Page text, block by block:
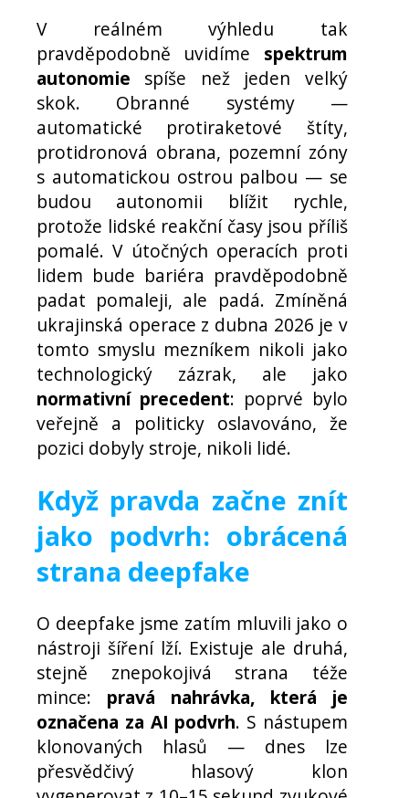
V reálném výhledu tak
pravděpodobně uvidíme spektrum
autonomie spíše než jeden velký
skok. Obranné systémy —
automatické protiraketové štíty,
protidronová obrana, pozemní zóny
s automatickou ostrou palbou — se
budou autonomii blížit rychle,
protože lidské reakční časy jsou příliš
pomalé. V útočných operacích proti
lidem bude bariéra pravděpodobně
padat pomaleji, ale padá. Zmíněná
ukrajinská operace z dubna 2026 je v
tomto smyslu mezníkem nikoli jako
technologický zázrak, ale jako
normativní precedent: poprvé bylo
veřejně a politicky oslavováno, že
pozici dobyly stroje, nikoli lidé.
Když pravda začne znít
jako podvrh: obrácená
strana deepfake
O deepfake jsme zatím mluvili jako o
nástroji šíření lží. Existuje ale druhá,
stejně znepokojivá strana téže
mince: pravá nahrávka, která je
označena za AI podvrh. S nástupem
klonovaných hlasů — dnes lze
přesvědčivý hlasový klon